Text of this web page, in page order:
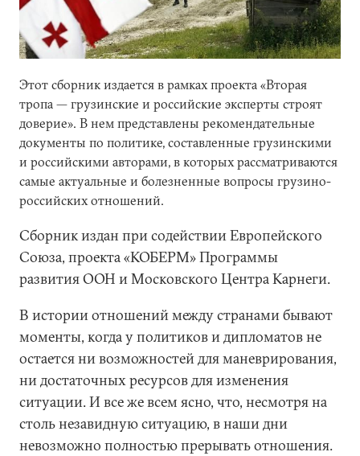
Этот сборник издается в рамках проекта «Вторая
тропа — грузинские и российские эксперты строят
доверие». В нем представлены рекомендательные
документы по политике, составленные грузинскими
и российскими авторами, в которых рассматриваются
самые актуальные и болезненные вопросы грузино-
российских отношений.
Сборник издан при содействии Европейского
Союза, проекта «КОБЕРМ» Программы
развития ООН и Московского Центра Карнеги.
В истории отношений между странами бывают
моменты, когда у политиков и дипломатов не
остается ни возможностей для маневрирования,
ни достаточных ресурсов для изменения
ситуации. И все же всем ясно, что, несмотря на
столь незавидную ситуацию, в наши дни
невозможно полностью прерывать отношения.